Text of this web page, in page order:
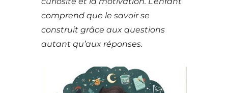
comprend que le savoir se
construit grâce aux questions
autant qu’aux réponses.